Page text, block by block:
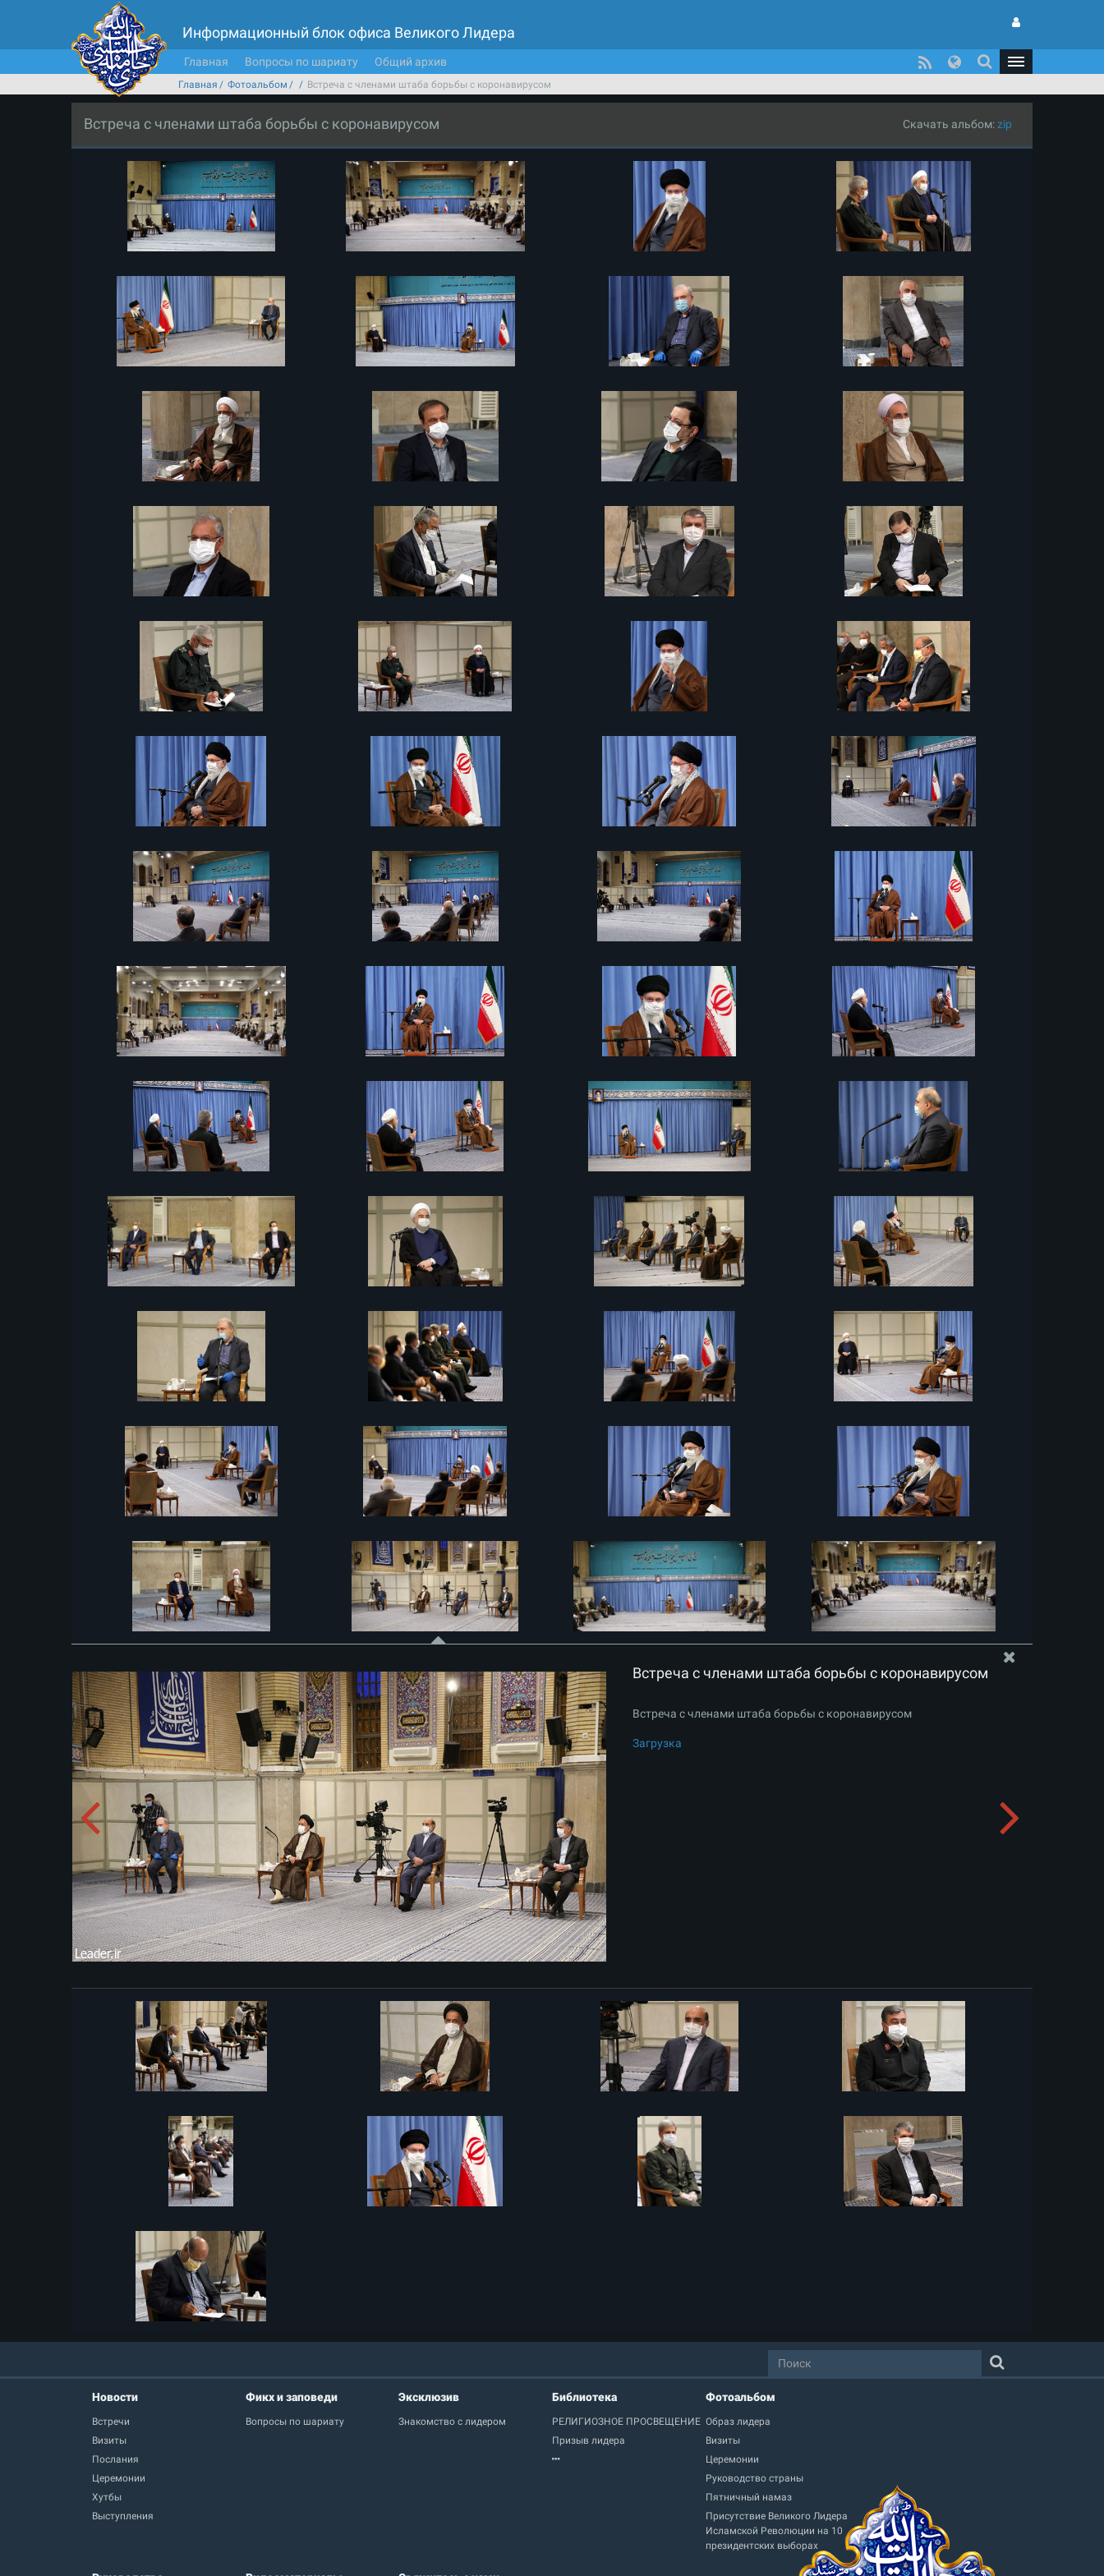
Информационный блок офиса Великого Лидера
Главная Вопросы по шариату Общий архив
Главная Фотоальбом Встреча с членами штаба борьбы с коронавирусом
Встреча с членами штаба борьбы с коронавирусом Скачать альбом:zip
Встреча с членами штаба борьбы с коронавирусом
Встреча с членами штаба борьбы с коронавирусом
Загрузка
Новости
Встречи
Визиты
Послания
Церемонии
Хутбы
Выступления
Фикх и заповеди
Вопросы по шариату
Эксклюзив
Знакомство с лидером
Библиотека
РЕЛИГИОЗНОЕ ПРОСВЕЩЕНИЕ
Призыв лидера
Фотоальбом
Образ лидера
Визиты
Церемонии
Руководство страны
Пятничный намаз
Присутствие Великого Лидера
Исламской Революции на 10
президентских выборах